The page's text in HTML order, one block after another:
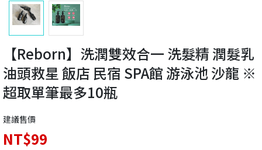
【Reborn】洗潤雙效合一 洗髮精 潤髮乳
油頭救星 飯店 民宿 SPA館 游泳池 沙龍 ※
超取單筆最多10瓶
建議售價
NT$99